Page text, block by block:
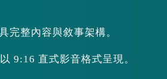
完整內容與敘事架構。
9:16 直式影音格式呈現。